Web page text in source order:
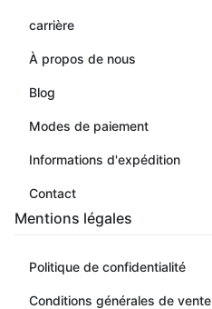
carrière
À propos de nous
Blog
Modes de paiement
Informations d'expédition
Contact
Mentions légales
Politique de confidentialité
Conditions générales de vente